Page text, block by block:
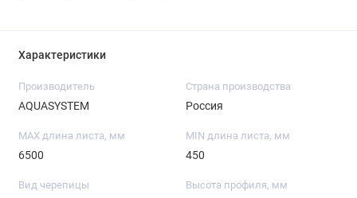
Характеристики
Производитель
AQUASYSTEM
Страна производства
Россия
MAX длина листа, мм
6500
MIN длина листа, мм
450
Вид черепицы Высота профиля, мм